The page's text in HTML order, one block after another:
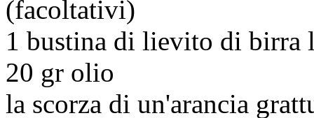
(facoltativi)
1 bustina di lievito di birra
20 gr olio
la scorza di un'arancia